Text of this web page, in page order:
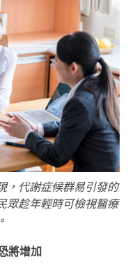
，代謝症候群易引發的
眾趁年輕時可檢視醫療
將增加